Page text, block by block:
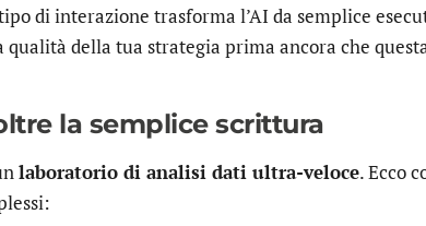
di interazione trasforma l’AI da semplice
qualità della tua strategia prima ancora che
la semplice scrittura
laboratorio di analisi dati ultra-veloce. Ecco